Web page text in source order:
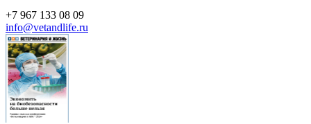
+7 967 133 08 09
info@vetandlife.ru